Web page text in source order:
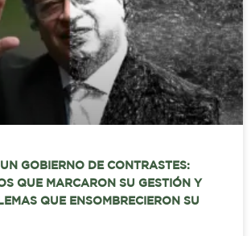
GOBIERNO DE CONTRASTES:
QUE MARCARON SU GESTIÓN Y
QUE ENSOMBRECIERON SU